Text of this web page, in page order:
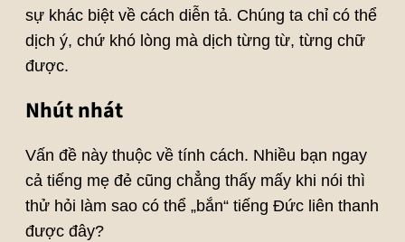
sự khác biệt về cách diễn tả. Chúng ta chỉ có thể
dịch ý, chứ khó lòng mà dịch từng từ, từng chữ
được.
Nhút nhát
Vấn đề này thuộc về tính cách. Nhiều bạn ngay
cả tiếng mẹ đẻ cũng chẳng thấy mấy khi nói thì
thử hỏi làm sao có thể „bắn“ tiếng Đức liên thanh
được đây?